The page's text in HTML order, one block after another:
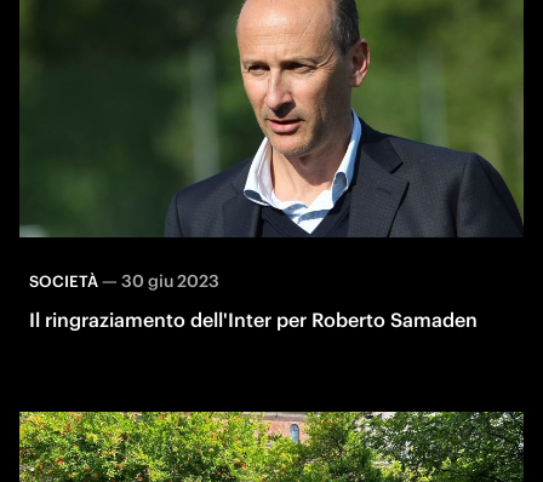
SOCIETÀ— 30 giu 2023
Il ringraziamento dell'Inter per Roberto Samaden